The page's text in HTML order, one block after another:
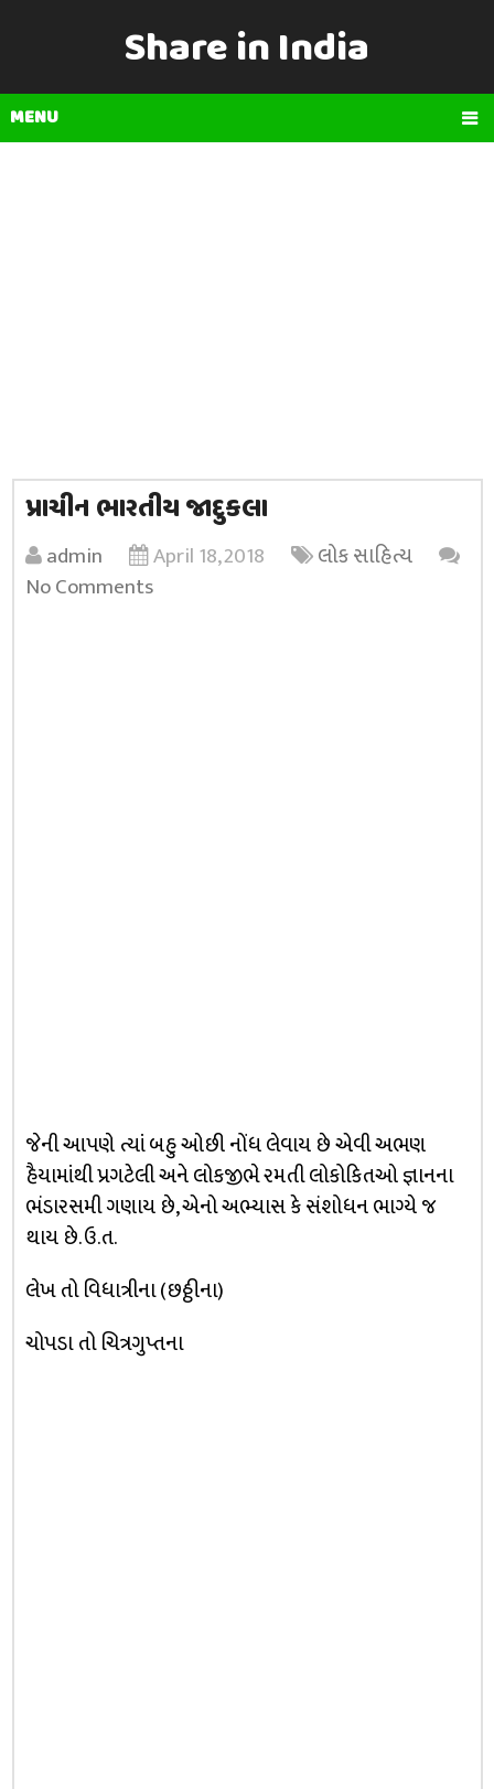
Share in India
MENU
પ્રાચીન ભારતીય જાદુકલા
admin April 18, 2018
લોક સાહિત્ય
No Comments
જેની આપણે ત્યાં બહુ ઓછી નોંધ લેવાય છે એવી અભણ
હૈયામાંથી પ્રગટેલી અને લોકજીભે રમતી લોકોકિતઓ જ્ઞાનના
ભંડારસમી ગણાય છે, એનો અભ્યાસ કે સંશોધન ભાગ્યે જ
થાય છે. ઉ.ત.
લેખ તો વિધાત્રીના (છઠ્ઠીના)
ચોપડા તો ચિત્રગુપ્તના